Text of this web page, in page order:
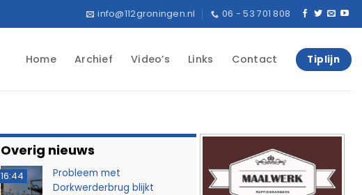
info@112groningen.nl 06 - 53 701 808
Home Archief Video’s Links Contact Tiplijn
Overig nieuws
16:44
Probleem met
Dorkwerderbrug blijkt